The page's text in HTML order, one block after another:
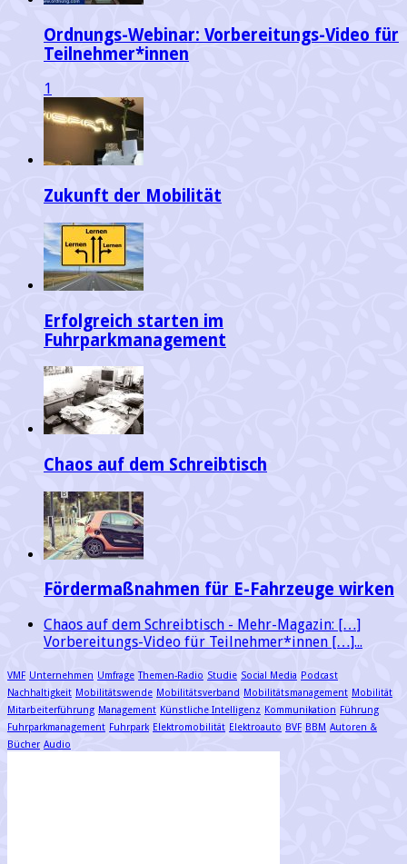
Ordnungs-Webinar: Vorbereitungs-Video für
Teilnehmer*innen
1
Zukunft der Mobilität
Erfolgreich starten im
Fuhrparkmanagement
Chaos auf dem Schreibtisch
Fördermaßnahmen für E-Fahrzeuge wirken
Chaos auf dem Schreibtisch - Mehr-Magazin: […]
Vorbereitungs-Video für Teilnehmer*innen […]...
VMF Unternehmen Umfrage Themen-Radio Studie Social Media Podcast
Nachhaltigkeit Mobilitätswende Mobilitätsverband Mobilitätsmanagement Mobilität
Mitarbeiterführung Management Künstliche Intelligenz Kommunikation Führung
Fuhrparkmanagement Fuhrpark Elektromobilität Elektroauto BVF BBM Autoren &
Bücher Audio